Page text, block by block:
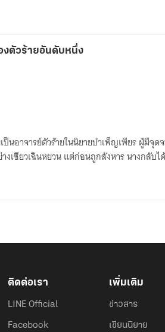
งตัวร้ายอันดับหนึ่ง
นอาจารย์ตัวร้ายในนิยายบำเพ็ญเพียร ผู้มีจุด
งเซียวเฉินหยวน แต่ก่อนถูกสังหาร นางกลับได้
ติดต่อเรา
LINE Official
Facebook
เพิ่มเติม
ข่าวสาร
เขียนนิยาย